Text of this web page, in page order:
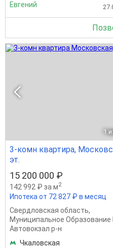
Евгений
1
3-комн квартира,
эт.
15 200 000 ₽
142 992 ₽ за м2
Ипотека от 72 827 ₽ в месяц
Свердловская область,
Муниципальное Образование
Автовокзал р-н
Чкаловская